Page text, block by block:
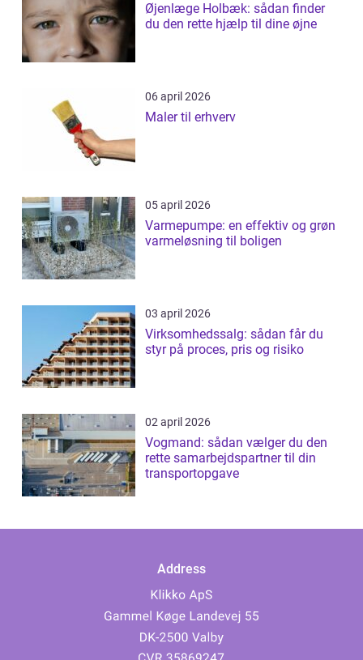
Øjenlæge Holbæk: sådan finder
du den rette hjælp til dine øjne
06 april 2026
Maler til erhverv
05 april 2026
Varmepumpe: en effektiv og grøn
varmeløsning til boligen
03 april 2026
Virksomhedssalg: sådan får du
styr på proces, pris og risiko
02 april 2026
Vogmand: sådan vælger du den
rette samarbejdspartner til din
transportopgave
Address